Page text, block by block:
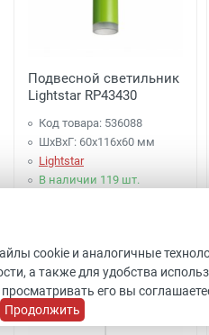
Подвесной светильник
Lightstar RP43430
Код товара: 536088
ШхВхГ: 60x116x60 мм
Lightstar
В наличии 119 шт.
Купить
cookie и аналогичные
а также для удобства
его вы
Продолжить